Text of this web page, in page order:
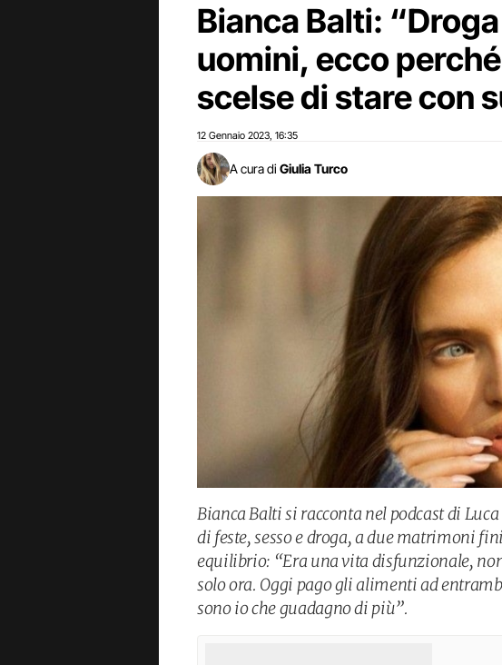
Bianca Balti:
uomini, ecco
scelse di stare con
12 Gennaio 2023 16:35
A cura di Giulia Turco
Bianca Balti si racconta nel podcast di
di feste, sesso e droga, a due matrimoni
equilibrio: “Era una vita disfunzionale,
solo ora. Oggi pago gli alimenti ad
sono io che guadagno di più”.